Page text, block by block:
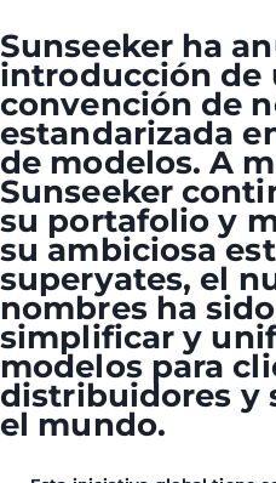
Sunseeker ha
introducción de
convención de
estandarizada
de modelos. A
Sunseeker
su portafolio y
su ambiciosa
superyates, el
nombres ha
simplificar y
modelos para
distribuidores y
el mundo.